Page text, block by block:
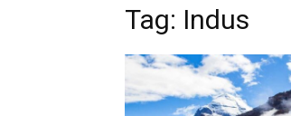
Tag: Indus